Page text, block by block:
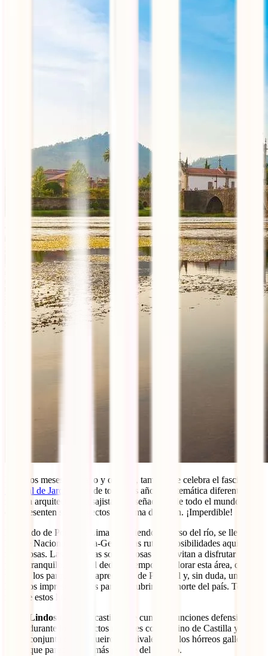
Entre los meses de mayo y octubre, también se celebra el fascinante
Festival de Jardins
, donde todos los años una temática diferente
reúne a arquitectos, paisajistas y diseñadores de todo el mundo para
que presenten sus proyectos en forma de jardín. ¡Imperdible!
Partiendo de Ponte de Lima y siguiendo el curso del río, se llega al
Parque Nacional Peneda-Gerês. Las rutas y posibilidades aquí son
numerosas. Las carreteras son sinuosas y te invitan a disfrutar de un
paseo tranquilo. Es ideal dedicar tiempo a explorar esta área, que es
uno de los parques más apreciados de Portugal y, sin duda, uno de
los sitios imprescindibles para descubrir en el norte del país. Toma
nota de estos lugares:
Lindoso
, con un castillo que cumplió funciones defensivas
durante los conflictos militares con el reino de Castilla y un
conjunto de espigueiros (equivalentes a los hórreos gallegos)
que parece ser el más grande del mundo.